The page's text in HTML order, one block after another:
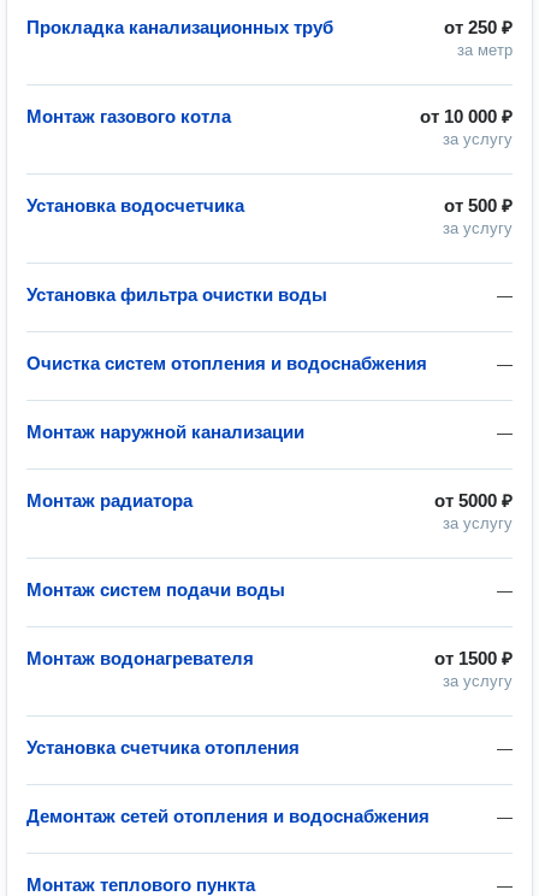
от 250 ₽
за метр
Прокладка канализационных труб
от 10 000 ₽
за услугу
Монтаж газового котла
от 500 ₽
за услугу
Установка водосчетчика
—
Установка фильтра очистки воды
—
Очистка систем отопления и водоснабжения
—
Монтаж наружной канализации
от 5000 ₽
за услугу
Монтаж радиатора
—
Монтаж систем подачи воды
от 1500 ₽
за услугу
Монтаж водонагревателя
—
Установка счетчика отопления
—
Демонтаж сетей отопления и водоснабжения
—
Монтаж теплового пункта